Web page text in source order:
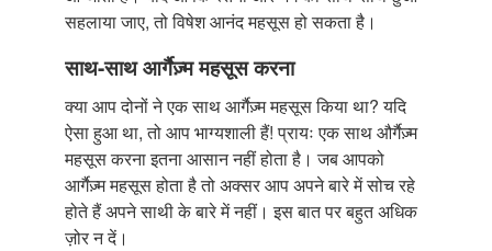
सहलाया जाए, तो विषेश आनंद महसूस हो सकता है।
साथ-साथ आर्गैज़्म महसूस करना
क्या आप दोनों ने एक साथ आर्गैज़्म महसूस किया था? यदि
ऐसा हुआ था, तो आप भाग्यशाली हैं! प्रायः एक साथ और्गैज़्म
महसूस करना इतना आसान नहीं होता है। जब आपको
आर्गैज़्म महसूस होता है तो अक्सर आप अपने बारे में सोच रहे
होते हैं अपने साथी के बारे में नहीं। इस बात पर बहुत अधिक
ज़ोर न दें।